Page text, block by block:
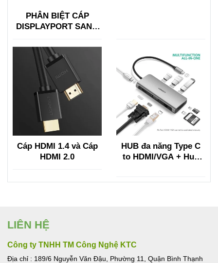
PHÂN BIỆT CÁP
DISPLAYPORT SANG
DISPLAYPORT
Cáp HDMI 1.4 và Cáp
HDMI 2.0
HUB đa năng Type C
to HDMI/VGA + Hub
LIÊN HỆ
Công ty TNHH TM Công Nghệ KTC
Địa chỉ : 189/6 Nguyễn Văn Đậu, Phường 11, Quận Bình Thạnh